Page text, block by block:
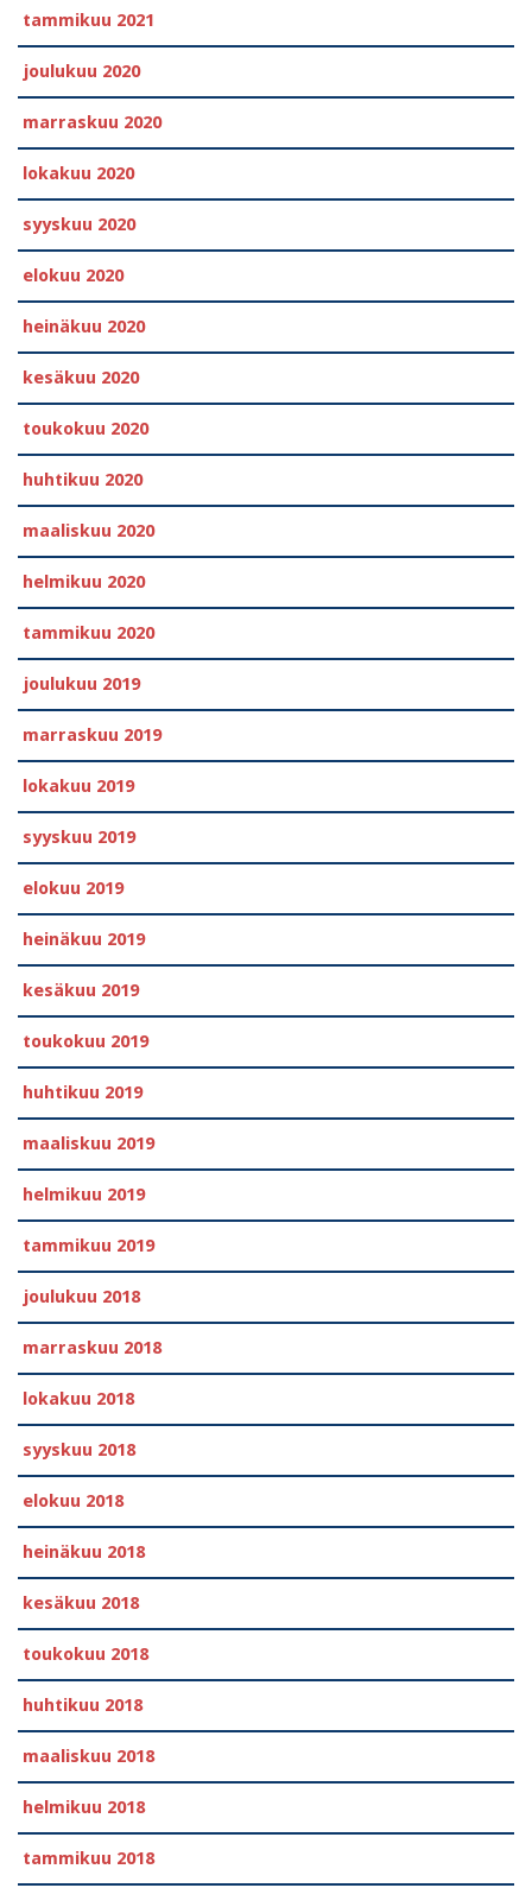
tammikuu 2021
joulukuu 2020
marraskuu 2020
lokakuu 2020
syyskuu 2020
elokuu 2020
heinäkuu 2020
kesäkuu 2020
toukokuu 2020
huhtikuu 2020
maaliskuu 2020
helmikuu 2020
tammikuu 2020
joulukuu 2019
marraskuu 2019
lokakuu 2019
syyskuu 2019
elokuu 2019
heinäkuu 2019
kesäkuu 2019
toukokuu 2019
huhtikuu 2019
maaliskuu 2019
helmikuu 2019
tammikuu 2019
joulukuu 2018
marraskuu 2018
lokakuu 2018
syyskuu 2018
elokuu 2018
heinäkuu 2018
kesäkuu 2018
toukokuu 2018
huhtikuu 2018
maaliskuu 2018
helmikuu 2018
tammikuu 2018